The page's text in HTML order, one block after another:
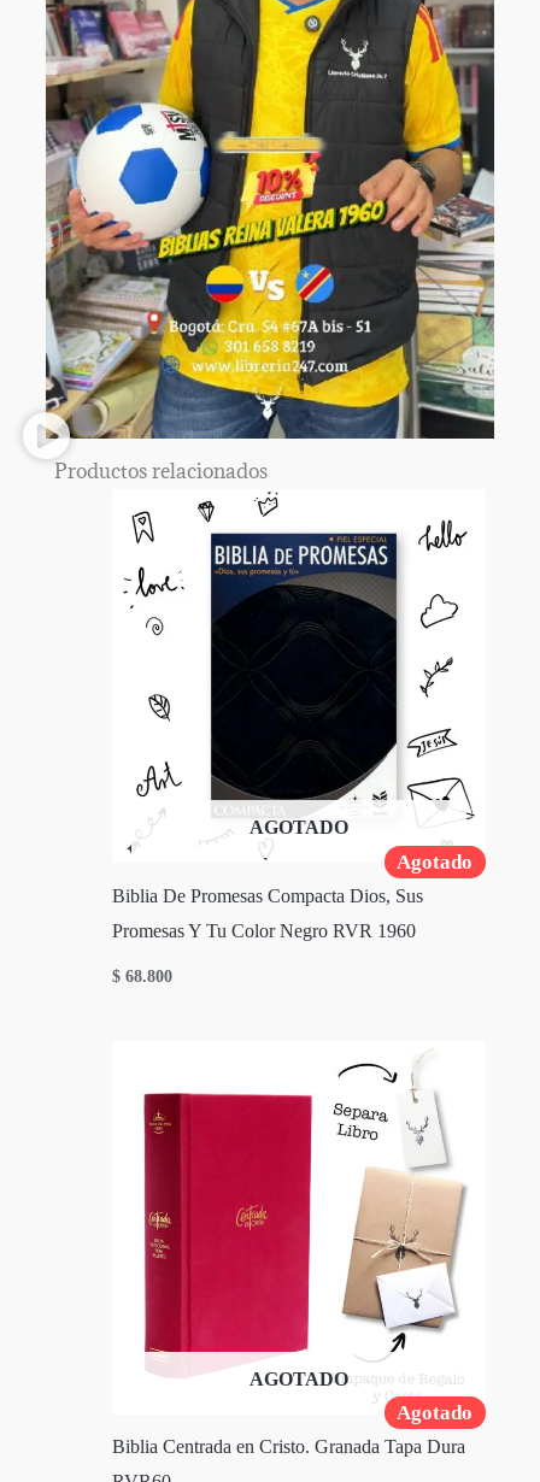
Productos relacionados
Agotado
AGOTADO
Biblia De Promesas Compacta Dios, Sus
Promesas Y Tu Color Negro RVR 1960
$ 68.800
Agotado
AGOTADO
Biblia Centrada en Cristo. Granada Tapa Dura